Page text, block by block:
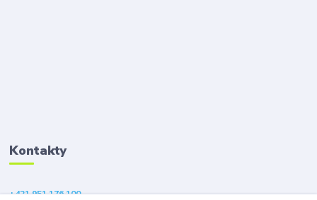
Kontakty
+421 951 176 100